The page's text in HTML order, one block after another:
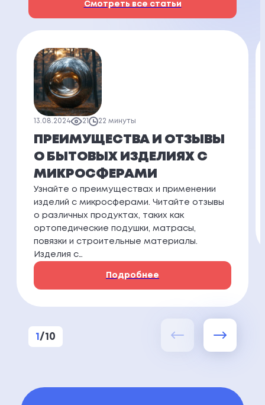
Смотреть все статьи
13.08.2024 21 22 минуты
ПРЕИМУЩЕСТВА И ОТЗЫВЫ
О БЫТОВЫХ ИЗДЕЛИЯХ С
МИКРОСФЕРАМИ
Узнайте о преимуществах и применении
изделий с микросферами. Читайте отзывы
о различных продуктах, таких как
ортопедические подушки, матрасы,
повязки и строительные материалы.
Изделия с…
Подробнее
1 / 10